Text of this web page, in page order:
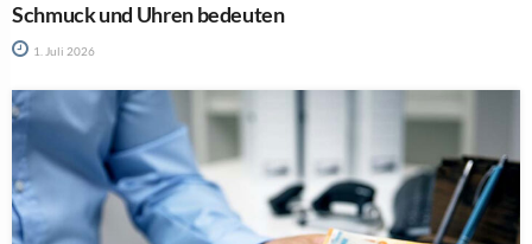
Schmuck und Uhren bedeuten
1. Juli 2026